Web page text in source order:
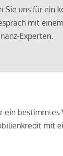
Sie uns für ein
mit
Experten.
ein bestimmtes
mit